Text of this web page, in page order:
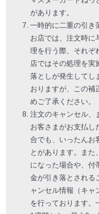
があります。
一時的に二重の引き
お店では、注文時に
理を行う際、それぞ
店ではその処理を実
落としが発生してし
おりますが、この補
めご了承ください。
注文のキャンセル、
お客さまがお支払し
合でも、いったんお
とがあります。また
になった場合や、付
金が引き落とされる
ャンセル情報（キャ
を行っております。